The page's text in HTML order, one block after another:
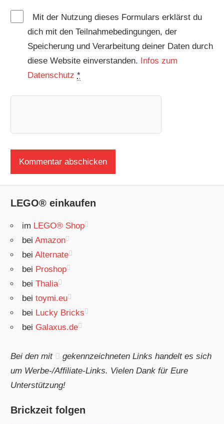
Mit der Nutzung dieses Formulars erklärst du
dich mit den Teilnahmebedingungen, der
Speicherung und Verarbeitung deiner Daten durch
diese Website einverstanden.
Infos zum
Datenschutz *
LEGO® einkaufen
im LEGO® Shop
beiAmazon
beiAlternate
bei Proshop
beiThalia
beitoymi.eu
bei Lucky Bricks
bei Galaxus.de
Bei den mit
gekennzeichneten Links handelt es sich
um Werbe-/Affiliate-Links. Vielen Dank für Eure
Unterstützung!
Brickzeit folgen